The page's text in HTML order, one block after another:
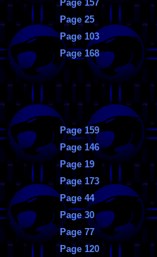
Page 157
Page 25
Page 103
Page 168
Page 159
Page 146
Page 19
Page 173
Page 44
Page 30
Page 77
Page 120